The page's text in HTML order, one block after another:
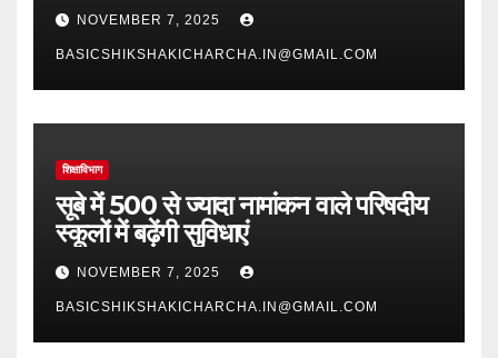
NOVEMBER 7, 2025
BASICSHIKSHAKICHARCHA.IN@GMAIL.COM
शिक्षाविभाग
सूबे में 500 से ज्यादा नामांकन वाले परिषदीय
स्कूलों में बढ़ेंगी सुविधाएं
NOVEMBER 7, 2025
BASICSHIKSHAKICHARCHA.IN@GMAIL.COM